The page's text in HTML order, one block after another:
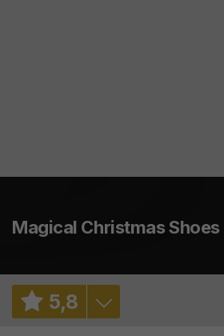
Magical Christmas Shoes
5,8